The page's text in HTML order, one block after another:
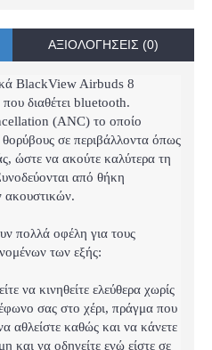
ΑΞΙΟΛΟΓΉΣΕΙΣ (0)
BlackView Airbuds 8
διαθέτει bluetooth.
(ANC) το οποίο
θορύβους σε περιβάλλοντα όπως
ώστε να ακούτε καλύτερα τη
από θήκη
ακουστικών.
πολλά οφέλη για τους
των εξής:
να κινηθείτε ελεύθερα χωρίς
σας στο χέρι, πράγμα που
αθλείστε καθώς και να κάνετε
και να οδηγείτε ενώ είστε σε